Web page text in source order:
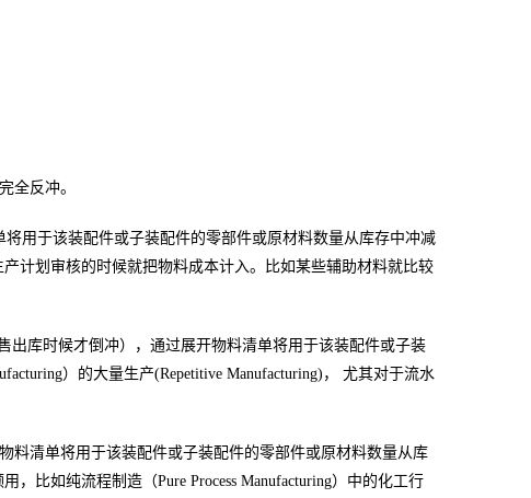
全反冲。
于该装配件或子装配件的零部件或原材料数量从库存中冲减
计划审核的时候就把物料成本计入。比如某些辅助材料就比较
库时候才倒冲），通过展开物料清单将用于该装配件或子装
）的大量生产(Repetitive Manufacturing)， 尤其对于流水
清单将用于该装配件或子装配件的零部件或原材料数量从库
比如纯流程制造（Pure Process Manufacturing）中的化工行